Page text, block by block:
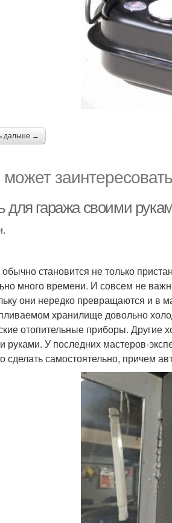
дальше →
заинтересовать
для гаража своими
становится не только
много времени. И совсем не
они нередко превращаются и в
хранилище довольно
отопительные приборы. Другие
руками. У последних мастеров-
сделать самостоятельно, причем